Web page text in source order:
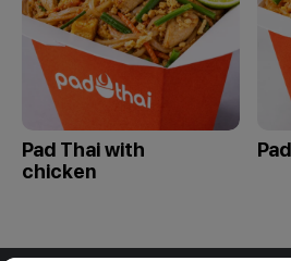
Pad Thai with
chicken